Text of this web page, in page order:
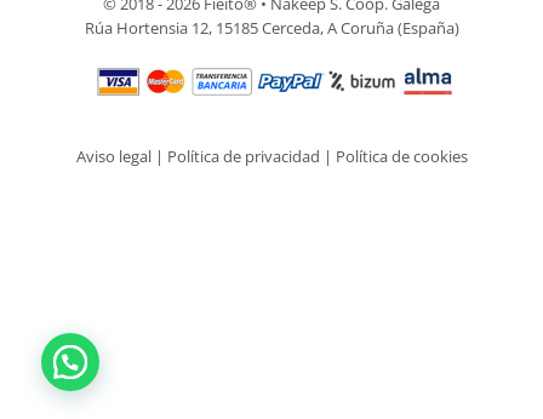
Rúa Hortensia 12, 15185 Cerceda, A Coruña (España)
Aviso legal| Política de privacidad | Política de cookies